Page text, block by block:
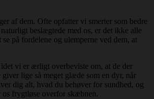
af dem. Ofte opfatter vi smerter som bedre
beslægtede med os, er det ikke alle
på fordelene og ulemperne ved dem, at
vi er ærligt overbeviste om, at de der
lige så meget glæde som en dyr, når
dig alt, hvad du behøver for sundhed, og
frygtløse overfor skæbnen.